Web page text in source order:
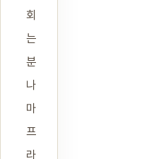
회
는
분
나
마
프
라